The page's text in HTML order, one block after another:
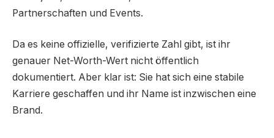
Partnerschaften und Events.
Da es keine offizielle, verifizierte Zahl gibt, ist ihr
genauer Net-Worth-Wert nicht öffentlich
dokumentiert. Aber klar ist: Sie hat sich eine stabile
Karriere geschaffen und ihr Name ist inzwischen eine
Brand.